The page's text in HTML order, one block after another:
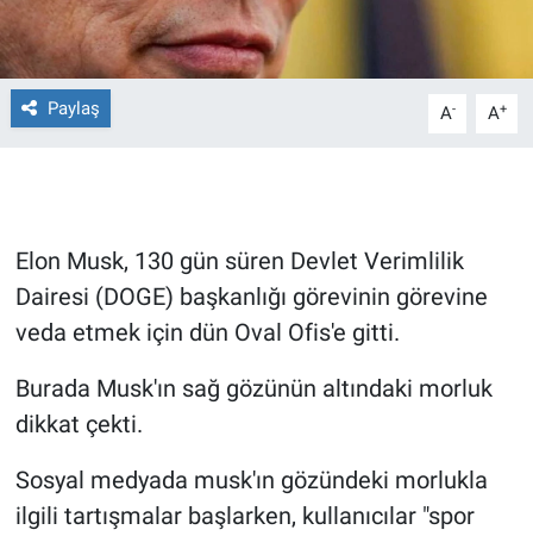
Paylaş A- A+
Elon Musk, 130 gün süren Devlet Verimlilik
Dairesi (DOGE) başkanlığı görevinin görevine
veda etmek için dün Oval Ofis'e gitti.
Burada Musk'ın sağ gözünün altındaki morluk
dikkat çekti.
Sosyal medyada musk'ın gözündeki morlukla
ilgili tartışmalar başlarken, kullanıcılar "spor
Gerçeğin İzinde
Gün Başlıyor
Gündem Özel
Günün görüntüsü
Haber
Kimdir